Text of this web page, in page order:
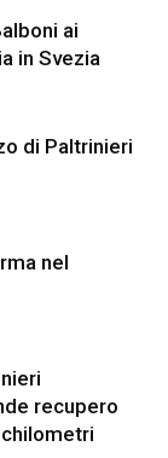
ai
in Svezia
di Paltrinieri
nel
recupero